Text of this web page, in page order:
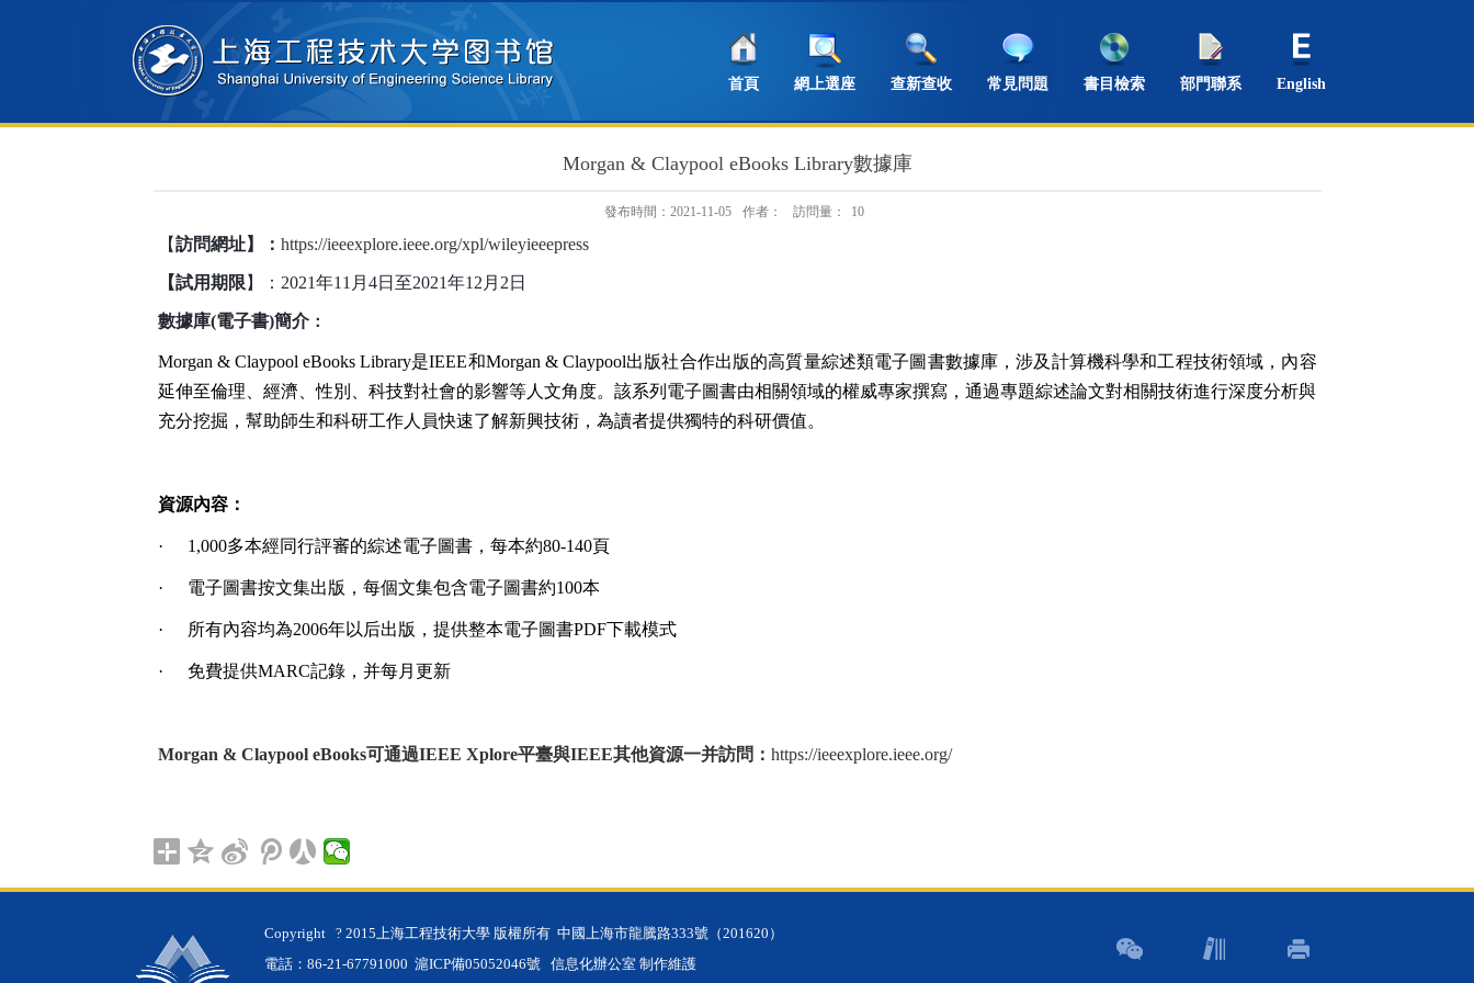
首頁 網上選座 查新查收 常見問題 書目檢索 部門聯系 English
Morgan & Claypool eBooks Library數據庫
發布時間：2021-11-05 作者： 訪問量： 10
【訪問網址】： https://ieeexplore.ieee.org/xpl/wileyieeepress
【試用期限 】： 2021年11 月 4日至2021年12 月 2 日
數據庫(電子書)簡介：
Morgan & Claypool eBooks Library是IEEE和Morgan & Claypool出版社合作出版的高質量綜述類電子圖書數據庫，涉及計算機科學和工程技術領域，內容
延伸至倫理、經濟、性別、科技對社會的影響等人文角度。該系列電子圖書由相關領域的權威專家撰寫，通過專題綜述論文對相關技術進行深度分析與
充分挖掘，幫助師生和科研工作人員快速了解新興技術，為讀者提供獨特的科研價值。
資源內容：
· 1,000多本經同行評審的綜述電子圖書，每本約80-140頁
· 電子圖書按文集出版，每個文集包含電子圖書約100本
· 所有內容均為2006年以后出版，提供整本電子圖書PDF下載模式
· 免費提供MARC記錄，并每月更新
Morgan & Claypool eBooks可通過IEEE Xplore平臺與IEEE其他資源一并訪問： https://ieeexplore.ieee.org/
Copyright ? 2015上海工程技術大學 版權所有 中國上海市龍騰路333號（201620）
電話：86-21-67791000 滬ICP備05052046號 信息化辦公室 制作維護